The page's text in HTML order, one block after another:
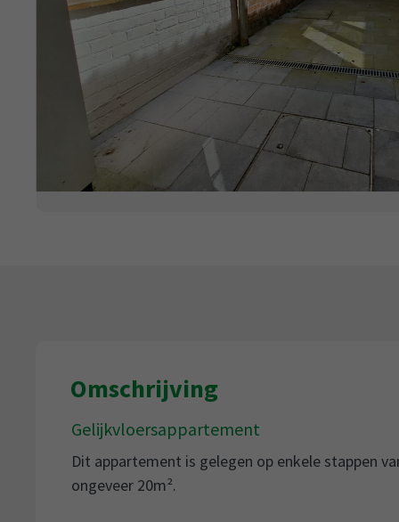
Omschrijving
Gelijkvloersappartement
Dit appartement is gelegen op enkele stappen
ongeveer 20m².